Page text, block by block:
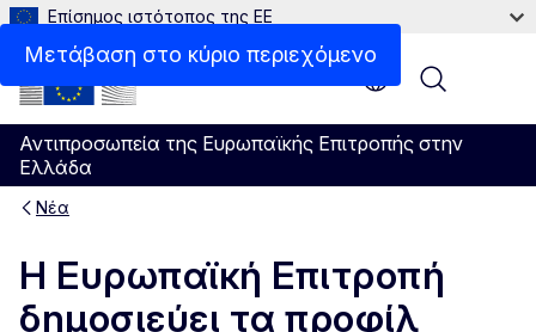
Μετάβαση στο κύριο περιεχόμενο
Επίσημος ιστότοπος της ΕΕ
Αντιπροσωπεία της Ευρωπαϊκής Επιτροπής στην
Ελλάδα
Menu
Νέα
Η Ευρωπαϊκή Επιτροπή
δημοσιεύει τα προφίλ